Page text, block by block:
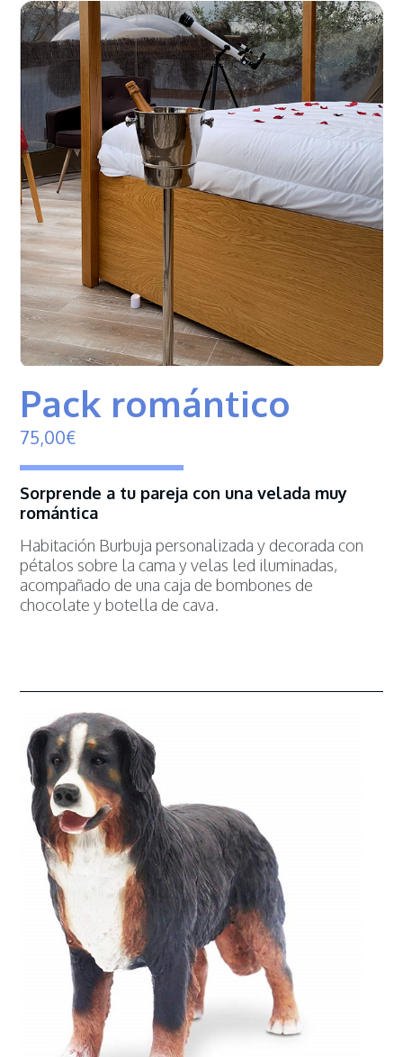
Pack romántico
75,00€
Sorprende a tu pareja con una velada muy
romántica
Habitación Burbuja personalizada y decorada con
pétalos sobre la cama y velas led iluminadas,
acompañado de una caja de bombones de
chocolate y botella de cava.